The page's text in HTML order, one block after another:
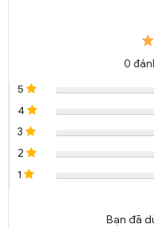
0
5
4
3
2
1
Bạn đã